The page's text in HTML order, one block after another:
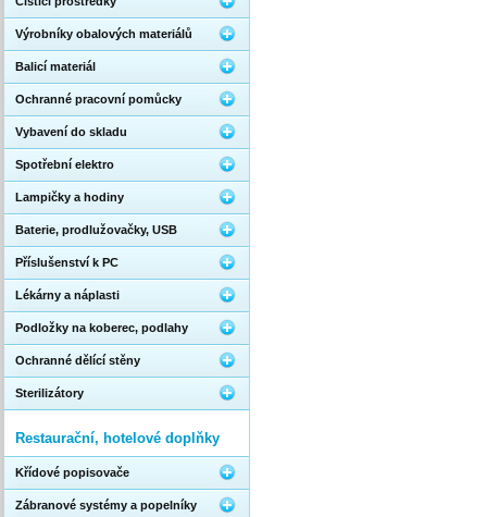
Výrobníky obalových materiálů
Balicí materiál
Ochranné pracovní pomůcky
Vybavení do skladu
Spotřební elektro
Lampičky a hodiny
Baterie, prodlužovačky, USB
Příslušenství k PC
Lékárny a náplasti
Podložky na koberec, podlahy
Ochranné dělící stěny
Sterilizátory
Restaurační, hotelové doplňky
Křídové popisovače
Zábranové systémy a popelníky